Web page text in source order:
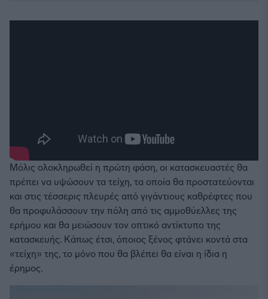
Μόλις ολοκληρωθεί η πρώτη φάση, οι κατασκευαστές θα
πρέπει να υψώσουν τα τείχη, τα οποία θα προστατεύονται
και στις τέσσερις πλευρές από γιγάντιους καθρέφτες που
θα προφυλάσσουν την πόλη από τις αμμοθύελλες της
ερήμου και θα μειώσουν τον οπτικό αντίκτυπο της
κατασκευής. Κάπως έτσι, όποιος ξένος φτάνει κοντά στα
«τείχη» της, το μόνο που θα βλέπει θα είναι η ίδια η
έρημος.